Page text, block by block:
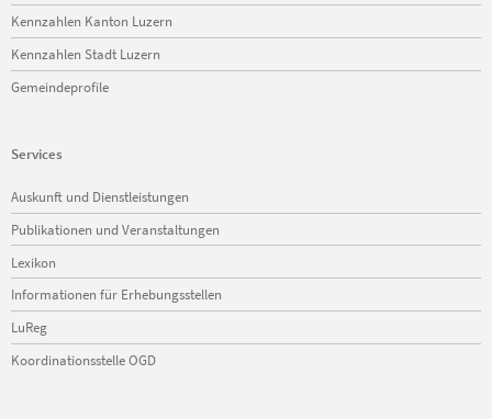
Kennzahlen Kanton Luzern
Kennzahlen Stadt Luzern
Gemeindeprofile
Services
Navigation
überspringen
Auskunft und Dienstleistungen
Publikationen und Veranstaltungen
Lexikon
Informationen für Erhebungsstellen
LuReg
Koordinationsstelle OGD